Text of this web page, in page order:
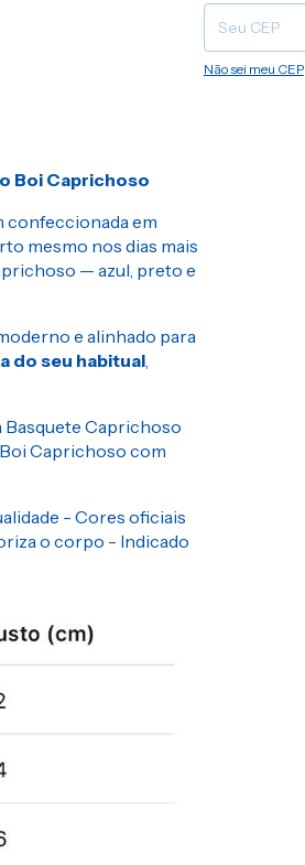
Não sei meu CEP
Boi Caprichoso
confeccionada em
mesmo nos dias mais
— azul, preto e
e alinhado para
do seu habitual
Basquete Caprichoso
Boi Caprichoso com
- Cores oficiais
o corpo - Indicado